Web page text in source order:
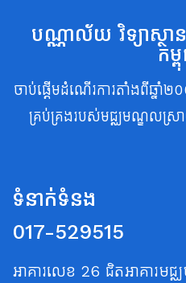
បណ្ណាល័យ វិទ្យាស្ថា
កម្
ចាប់ផ្តើមដំណើរការតាំងពីឆ្នាំ២
គ្រប់គ្រងរបស់មជ្ឈមណ្ឌលស្រាវ
ទំនាក់ទំនង
017-529515
អាគារលេខ 26 ជិតអាគារម